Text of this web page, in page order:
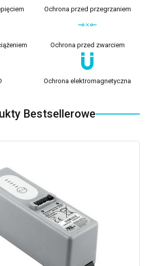
Ochrona przed przegrzaniem
Ochrona przed zwarciem
Ochrona elektromagnetyczna
Bestsellerowe